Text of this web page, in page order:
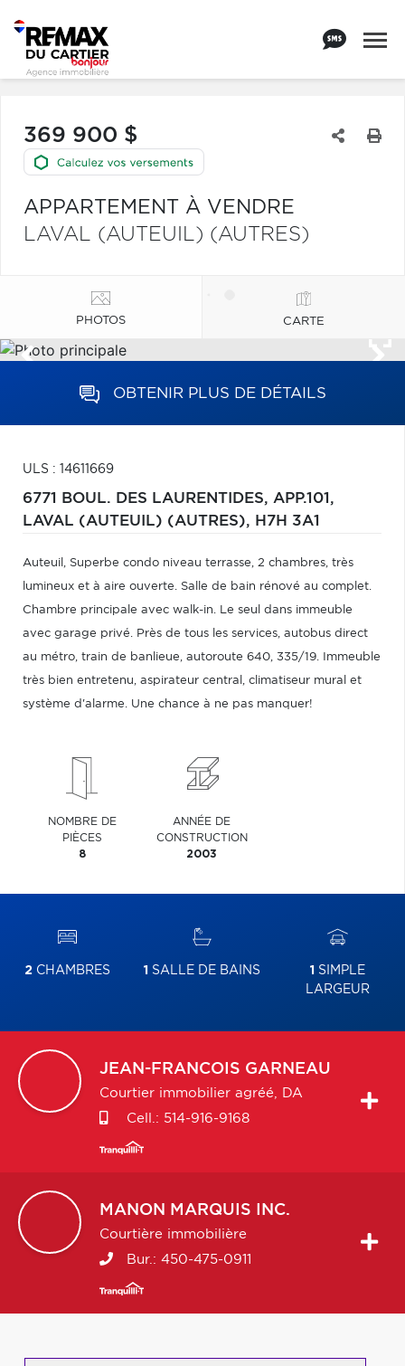
369 900 $
APPARTEMENT À VENDRE
LAVAL (AUTEUIL) (AUTRES)
PHOTOS CARTE
OBTENIR PLUS DE DÉTAILS
ULS : 14611669
6771 BOUL. DES LAURENTIDES, APP.101,
LAVAL (AUTEUIL) (AUTRES), H7H 3A1
Auteuil, Superbe condo niveau terrasse, 2 chambres, très
lumineux et à aire ouverte. Salle de bain rénové au complet.
Chambre principale avec walk-in. Le seul dans immeuble
avec garage privé. Près de tous les services, autobus direct
au métro, train de banlieue, autoroute 640, 335/19. Immeuble
très bien entretenu, aspirateur central, climatiseur mural et
système d'alarme. Une chance à ne pas manquer!
NOMBRE DE
PIÈCES
8
ANNÉE DE
CONSTRUCTION
2003
2 CHAMBRES 1 SALLE DE BAINS 1 SIMPLE
LARGEUR
JEAN-FRANCOIS GARNEAU
Courtier immobilier agréé, DA
Cell.: 514-916-9168
MANON MARQUIS INC.
Courtière immobilière
Bur.: 450-475-0911